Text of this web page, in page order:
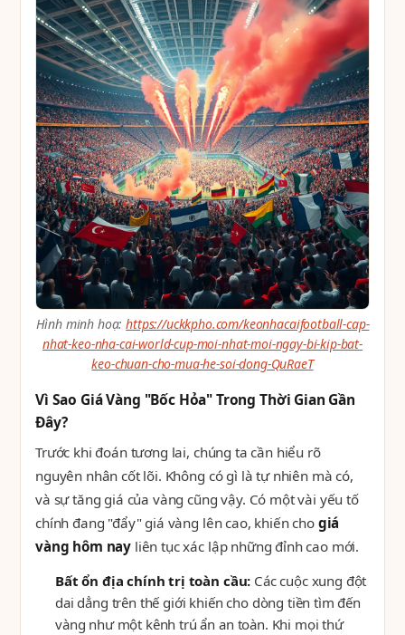
Hình minh hoạ:https://uckkpho.com/keonhacaifootball-cap-
nhat-keo-nha-cai-world-cup-moi-nhat-moi-ngay-bi-kip-bat-
keo-chuan-cho-mua-he-soi-dong-QuRaeT
Vì Sao Giá Vàng "Bốc Hỏa" Trong Thời Gian Gần
Đây?
Trước khi đoán tương lai, chúng ta cần hiểu rõ
nguyên nhân cốt lõi. Không có gì là tự nhiên mà có,
và sự tăng giá của vàng cũng vậy. Có một vài yếu tố
chính đang "đẩy" giá vàng lên cao, khiến cho giá
vàng hôm nay liên tục xác lập những đỉnh cao mới.
Bất ổn địa chính trị toàn cầu: Các cuộc xung đột
dai dẳng trên thế giới khiến cho dòng tiền tìm đến
vàng như một kênh trú ẩn an toàn. Khi mọi thứ